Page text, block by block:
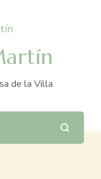
de la Villa